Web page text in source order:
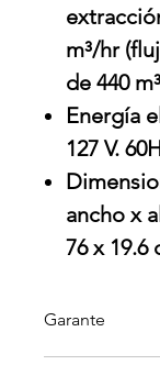
m³/hr
de 440
Energía
127 V.
ancho x
76 x 19.6
Garante